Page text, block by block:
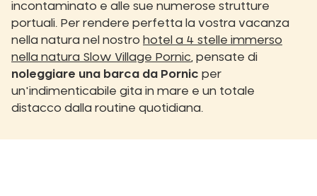
incontaminato e alle sue numerose strutture
portuali. Per rendere perfetta la vostra vacanza
nella natura nel nostro hotel a 4 stelle immerso
nella natura Slow Village Pornic , pensate di
noleggiare una barca da Pornic per
un'indimenticabile gita in mare e un totale
distacco dalla routine quotidiana.